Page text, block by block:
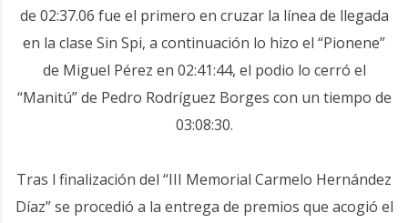
de 02:37.06 fue el primero en cruzar la línea de llegada
en la clase Sin Spi, a continuación lo hizo el “Pionene”
de Miguel Pérez en 02:41:44, el podio lo cerró el
“Manitú” de Pedro Rodríguez Borges con un tiempo de
03:08:30.
Tras l finalización del “III Memorial Carmelo Hernández
Díaz” se procedió a la entrega de premios que acogió el